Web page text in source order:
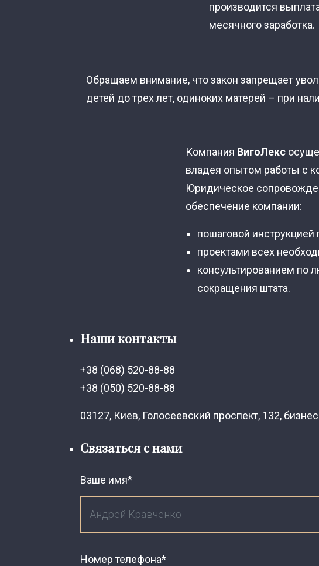
производится
месячного заработка.
Обращаем внимание, что закон запрещает
детей до трех лет, одиноких матерей – при
Компания ВигоЛекс
владея опытом работы с
Юридическое
обеспечение компании:
пошаговой
проектами всех
консультированием по
сокращения штата.
Наши контакты
+38 (068) 520-88-88
+38 (050) 520-88-88
03127, Киев, Голосеевский проспект, 132,
Связаться с нами
Ваше имя*
Номер телефона*